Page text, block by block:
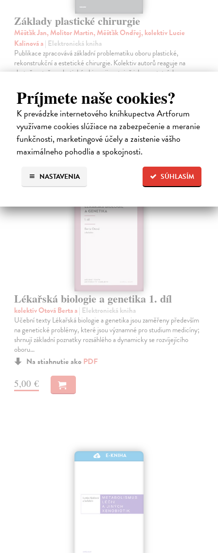
Príjmete naše cookies?
K prevádzke internetového kníhkupectva Artforum
využívame cookies slúžiace na zabezpečenie a meranie
funkčnosti, marketingové účely a zaistenie vášho
maximálneho pohodlia a spokojnosti.
SÚHLASÍM
NASTAVENIA
Základy plastické chirurgie
Měšťák Jan, Molitor Martin, Měšťák Ondřej, kolektiv Lucie
Kalinová a| Elektronická kniha
Publikace zpracovává základní problematiku oboru plastické,
rekonstrukční a estetické chirurgie. Kolektiv autorů reaguje na
skutečnost, že v plastické chirurgii – stejně jako v ostatních
Na stiahnutie akoPDF
10,00 €
Lékařská biologie a genetika 1. díl
kolektív Otová Berta a| Elektronická kniha
Učební texty Lékařská biologie a genetika jsou zaměřeny především
na genetické problémy, které jsou významné pro studium medicíny;
shrnují základní poznatky rozsáhlého a dynamicky se rozvíjejícího
oboru…
Na stiahnutie ako PDF
5,00 €
E-KNIHA